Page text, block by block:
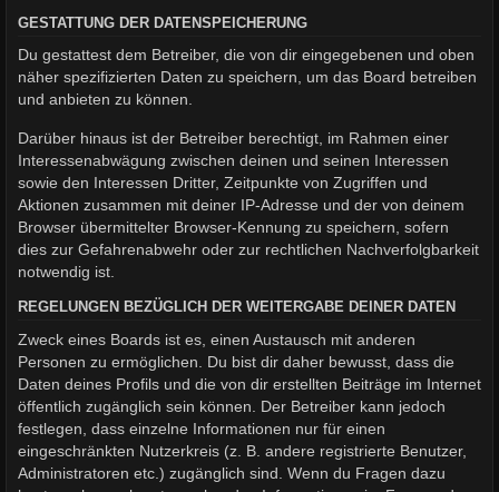
GESTATTUNG DER DATENSPEICHERUNG
Du gestattest dem Betreiber, die von dir eingegebenen und oben
näher spezifizierten Daten zu speichern, um das Board betreiben
und anbieten zu können.
Darüber hinaus ist der Betreiber berechtigt, im Rahmen einer
Interessenabwägung zwischen deinen und seinen Interessen
sowie den Interessen Dritter, Zeitpunkte von Zugriffen und
Aktionen zusammen mit deiner IP-Adresse und der von deinem
Browser übermittelter Browser-Kennung zu speichern, sofern
dies zur Gefahrenabwehr oder zur rechtlichen Nachverfolgbarkeit
notwendig ist.
REGELUNGEN BEZÜGLICH DER WEITERGABE DEINER DATEN
Zweck eines Boards ist es, einen Austausch mit anderen
Personen zu ermöglichen. Du bist dir daher bewusst, dass die
Daten deines Profils und die von dir erstellten Beiträge im Internet
öffentlich zugänglich sein können. Der Betreiber kann jedoch
festlegen, dass einzelne Informationen nur für einen
eingeschränkten Nutzerkreis (z. B. andere registrierte Benutzer,
Administratoren etc.) zugänglich sind. Wenn du Fragen dazu